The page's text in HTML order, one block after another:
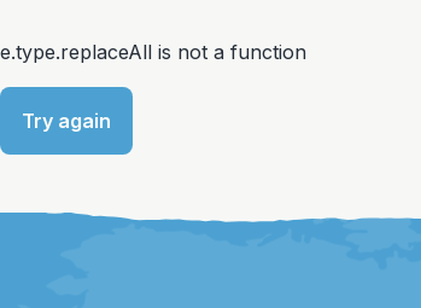
e.type.replaceAll is not a function
Try again